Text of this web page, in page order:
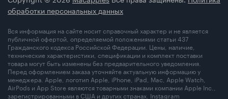
обработки персональных данных
Вся информация на сайте носит справочный характер и не является
публичной офертой, определяемой положениями статьи 437
Гражданского кодекса Российской Федерации. Цены, наличие,
технические характеристики, спецификации и комплект поставки
товара могут быть изменены без предварительного уведомления.
Перед оформлением заказа уточняйте актуальную информацию у
менеджера. Apple, логотип Apple, iPhone, iPad, Mac, Apple Watch,
AirPods и App Store являются товарными знаками компании Apple Inc.,
зарегистрированными в США и других странах. Instagram